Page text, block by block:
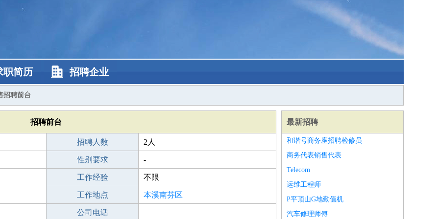
职简历 招聘企业
招聘前台
招聘前台
招聘人数 2人
性别要求 -
工作经验 不限
工作地点 本溪南芬区
公司电话
最新招聘
和谐号商务座招聘检修员
商务代表销售代表
Telecom
运维工程师
P平顶山G地勤值机
汽车修理师傅